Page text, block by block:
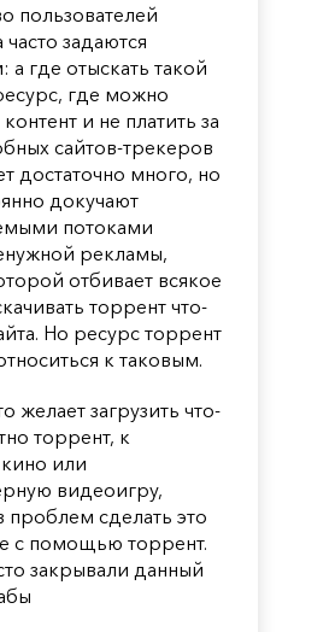
пользователей
часто задаются
а где отыскать такой
где можно
и не платить за
сайтов-трекеров
достаточно много, но
докучают
потоками
рекламы,
отбивает всякое
торрент что-
Но ресурс торрент
к таковым.
желает загрузить что-
торрент, к
или
видеоигру,
проблем сделать это
с помощью торрент.
закрывали данный